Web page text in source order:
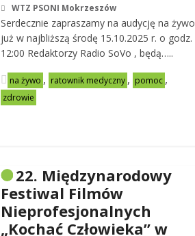
WTZ PSONI Mokrzeszów
Serdecznie zapraszamy na audycję na żywo
już w najbliższą środę 15.10.2025 r. o godz.
12:00 Redaktorzy Radio SoVo , będą…..
na żywo , ratownik medyczny , pomoc ,
zdrowie
22. Międzynarodowy
Festiwal Filmów
Nieprofesjonalnych
„Kochać Człowieka” w